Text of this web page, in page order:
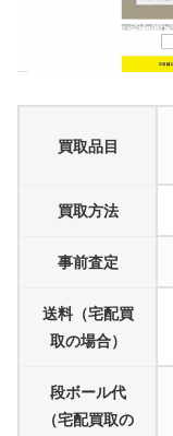
買取品目
買取方法
事前査定
送料（宅配買
取の場合）
段ボール代
（宅配買取の